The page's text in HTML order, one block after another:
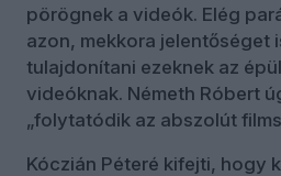
pörögnek a videók. Elég
azon, mekkora jelentőséget
tulajdonítani ezeknek az
videóknak. Németh Róbert
„folytatódik az abszolút
Kóczián Péteré kifejti, hogy